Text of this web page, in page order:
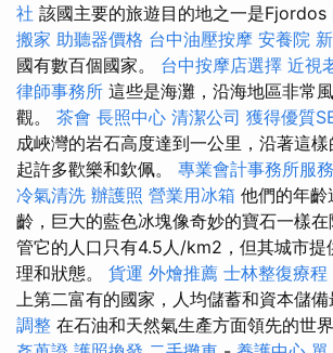
社 該國主要的旅遊目的地之一是Fjordos
搬家 助聽器價格 台中油壓按摩 安養院
國有數百個國家。 台中按摩店選擇 近視
律師事務所 這些是海灘，沿海地區非常
觀。 茶會 長照中心 清潔公司 獲得優質
成峽灣的岩石高度達到一公里，沿著這
起許多歡樂和欽佩。 專業會計事務所服務
冷氣清洗 辦護照 營業用冰箱 他們的年齡
齡，巨大的藍色冰塊像奇妙的寶石一樣
管它的人口只有4.5人/km2，但其城市提
理和狀態。 貨運 外燴推薦 士林整復療程
上第二富有的國家，人均儲蓄和資本儲備
調整 在石油和天然氣生產方面領先的世界